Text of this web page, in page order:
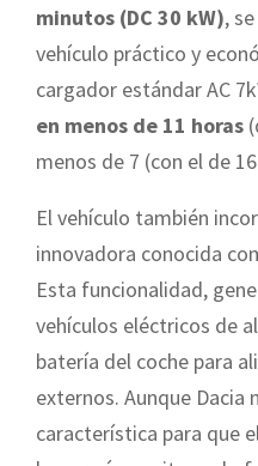
minutos (DC 30 kW),
vehículo práctico y
cargador estándar AC
en menos de 11 horas
menos de 7 (con el de
El vehículo también
innovadora conocida
Esta funcionalidad,
vehículos eléctricos de
batería del coche para
externos. Aunque Dacia
característica para que